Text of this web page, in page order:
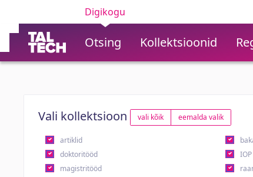
Digikogu
Otsing Kollektsioonid
Vali kollektsioon vali kõik eemalda valik
artiklid
doktoritööd
IOP
magistritööd